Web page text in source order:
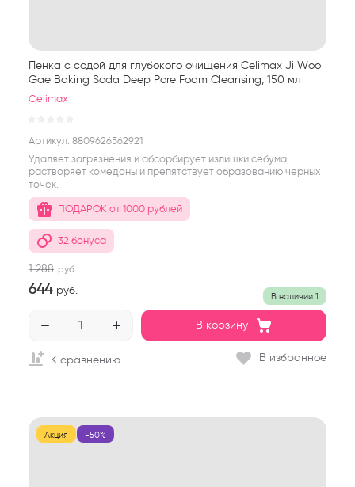
Пенка с содой для глубокого очищения Celimax Ji Woo
Gae Baking Soda Deep Pore Foam Cleansing, 150 мл
Celimax
Артикул: 8809626562921
Удаляет загрязнения и абсорбирует излишки себума,
растворяет комедоны и препятствует образованию чёрных
точек.
ПОДАРОК от 1000 рублей
32 бонуса
В наличии 1
1 288 руб.
644 руб.
В корзину
К сравнению В избранное
Акция -50%